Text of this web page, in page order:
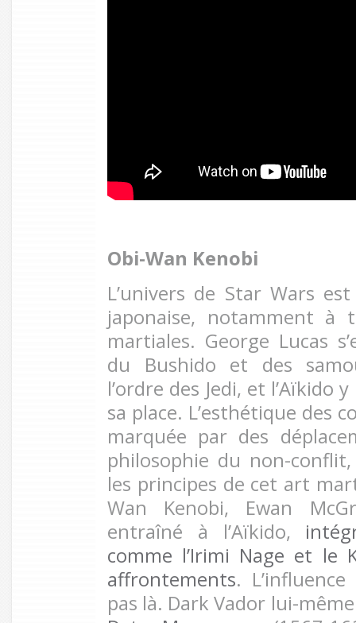
Obi-Wan Kenobi
L’univers de Star Wars
japonaise, notamment à
martiales. George Lucas
du Bushido et des
l’ordre des Jedi, et
sa place. L’esthétique des
marquée par des
philosophie du non-
les principes de cet art
Wan Kenobi, Ewan
entraîné à l’Aïkido,
comme l’Irimi Nage et le
affrontements.
pas là. Dark Vador lui-